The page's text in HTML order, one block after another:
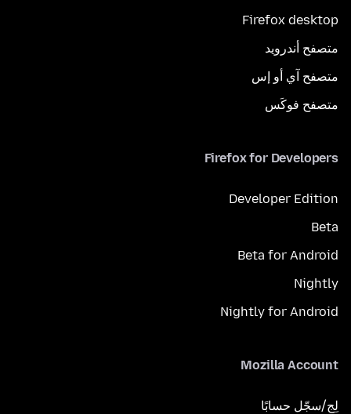
Firefox desktop
متصفح أندرويد
متصفح آي أو إس
متصفح فوكَس
Firefox for Developers
Developer Edition
Beta
Beta for Android
Nightly
Nightly for Android
Mozilla Account
لِج/سجّل حسابًا